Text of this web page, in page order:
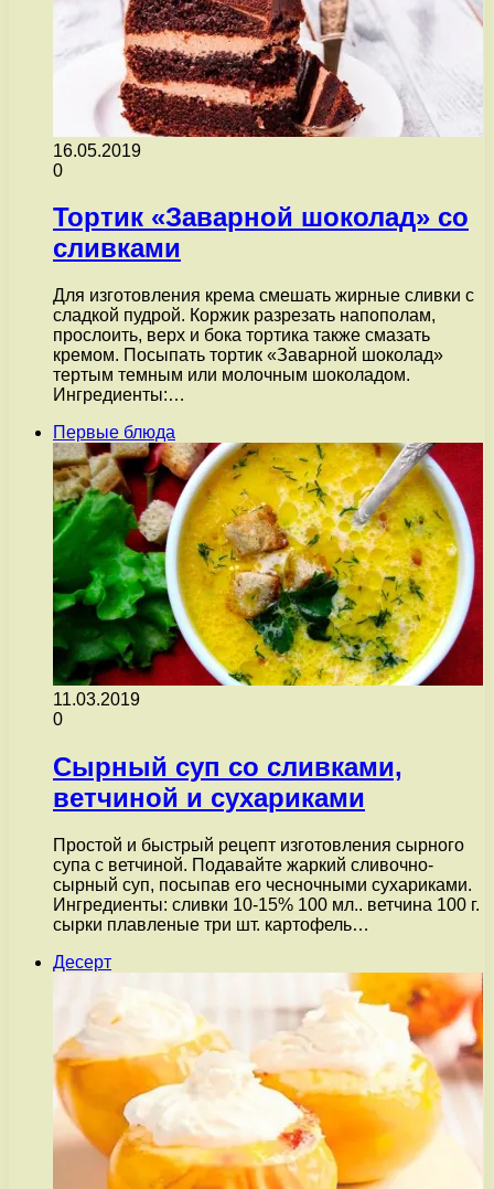
16.05.2019
0
Тортик «Заварной шоколад» со
сливками
Для изготовления крема смешать жирные сливки с
сладкой пудрой. Коржик разрезать напополам,
прослоить, верх и бока тортика также смазать
кремом. Посыпать тортик «Заварной шоколад»
тертым темным или молочным шоколадом.
Ингредиенты:…
Первые блюда
11.03.2019
0
Сырный суп со сливками,
ветчиной и сухариками
Простой и быстрый рецепт изготовления сырного
супа с ветчиной. Подавайте жаркий сливочно-
сырный суп, посыпав его чесночными сухариками.
Ингредиенты: сливки 10-15% 100 мл.. ветчина 100 г.
сырки плавленые три шт. картофель…
Десерт